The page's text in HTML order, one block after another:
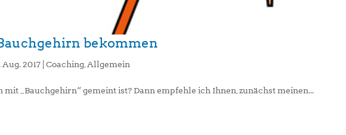
bekommen
Aug. 2017 |Coaching,Allgemein
mit „Bauchgehirn“ gemeint ist? Dann empfehle ich Ihnen, zunächst meinen...